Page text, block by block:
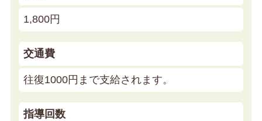
1,800円
交通費
往復1000円まで支給されます。
指導回数